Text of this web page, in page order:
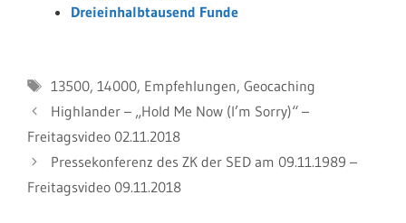
Dreieinhalbtausend Funde
Schlagwörter
13500, 14000, Empfehlungen, Geocaching
Highlander – „Hold Me Now (I’m Sorry)“ –
Freitagsvideo 02.11.2018
Pressekonferenz des ZK der SED am 09.11.1989 –
Freitagsvideo 09.11.2018